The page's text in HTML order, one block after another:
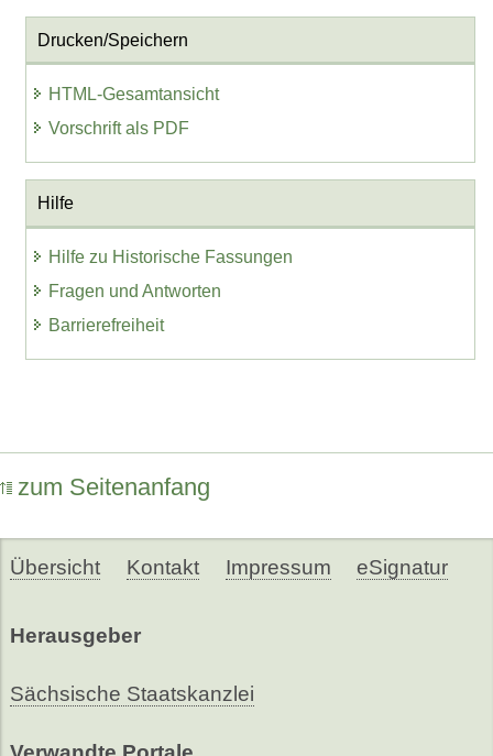
Drucken/Speichern
HTML-Gesamtansicht
Vorschrift als PDF
Hilfe
Hilfe zu Historische Fassungen
Fragen und Antworten
Barrierefreiheit
zum Seitenanfang
Übersicht Kontakt Impressum eSignatur
Herausgeber
Sächsische Staatskanzlei